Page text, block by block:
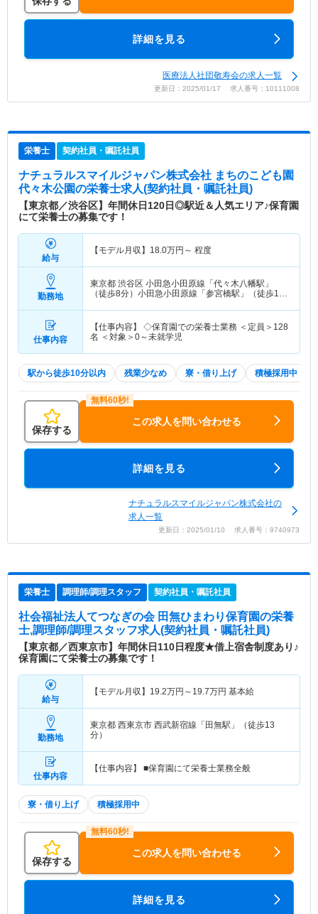
詳細を見る
医療法人社団敬寿会の求人一覧
更新日：2025/01/17 求人番号：10111008
栄養士 契約社員・嘱託社員
ナチュラルスマイルジャパン株式会社 まちのこども園
代々木公園の栄養士求人(契約社員・嘱託社員)
【東京都／渋谷区】年間休日120日◎駅近＆人気エリア♪保育園
にて栄養士の募集です！
給与
【モデル月収】 18.0万円～ 程度
勤務地
東京都 渋谷区 小田急小田原線「代々木八幡駅」
（徒歩8分）小田急小田原線「参宮橋駅」（徒歩11
仕事内容
【仕事内容】 ◇保育園での栄養士業務 ＜定員＞128
名 ＜対象＞0～未就学児
駅から徒歩10分以内 残業少なめ 寮・借り上げ 積極採用中
保存する
この求人を問い合わせる
詳細を見る
ナチュラルスマイルジャパン株式会社の
求人一覧
更新日：2025/01/10 求人番号：9740973
栄養士 調理師/調理スタッフ 契約社員・嘱託社員
社会福祉法人てつなぎの会 田無ひまわり保育園の栄養
士,調理師/調理スタッフ求人(契約社員・嘱託社員)
【東京都／西東京市】年間休日110日程度★借上宿舎制度あり♪
保育園にて栄養士の募集です！
給与
【モデル月収】 19.2万円～ 19.7万円 基本給
勤務地
東京都 西東京市 西武新宿線「田無駅」（徒歩13
分）
仕事内容
【仕事内容】 ■保育園にて栄養士業務全般
寮・借り上げ 積極採用中
保存する
この求人を問い合わせる
詳細を見る